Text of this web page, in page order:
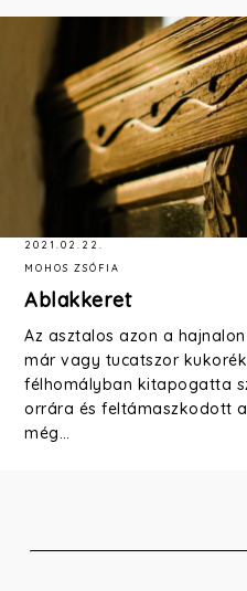
2021.02.22.
MOHOS ZSÓFIA
Ablakkeret
Az asztalos azon a
már vagy tucatszor
félhomályban kitapogatta
orrára és feltámaszkodott
még…